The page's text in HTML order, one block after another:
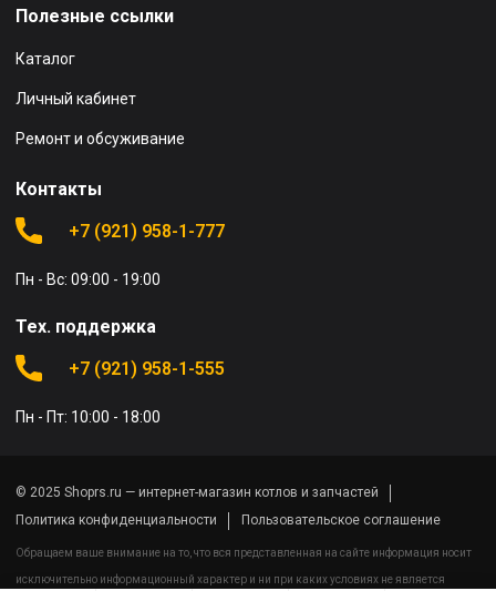
Полезные ссылки
Каталог
Личный кабинет
Ремонт и обсуживание
Контакты
+7 (921) 958-1-777
Пн - Вс: 09:00 - 19:00
Тех. поддержка
+7 (921) 958-1-555
Пн - Пт: 10:00 - 18:00
© 2025 Shoprs.ru — интернет-магазин котлов и запчастей
Политика конфиденциальности
Пользовательское соглашение
Обращаем ваше внимание на то, что вся представленная на сайте информация носит
исключительно информационный характер и ни при каких условиях не является